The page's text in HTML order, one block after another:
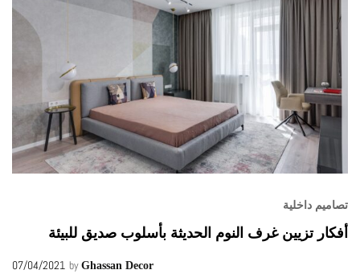
تصاميم داخلية
أفكار تزيين غرف النوم الحديثة بأسلوب صديق للبيئة
07/04/2021 by Ghassan Decor